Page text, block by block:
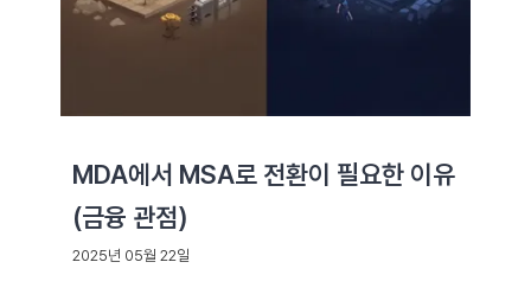
MDA에서 MSA로 전환이 필요한 이유
(금융 관점)
2025년 05월 22일